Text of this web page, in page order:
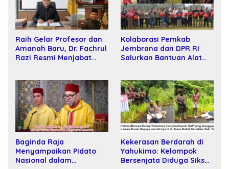
Raih Gelar Profesor dan
Amanah Baru, Dr. Fachrul
Razi Resmi Menjabat
Kolaborasi Pemkab
Jembrana dan DPR RI
Salurkan Bantuan Alat
Baginda Raja
Menyampaikan Pidato
Nasional dalam
Kekerasan Berdarah di
Yahukimo: Kelompok
Bersenjata Diduga Siksa